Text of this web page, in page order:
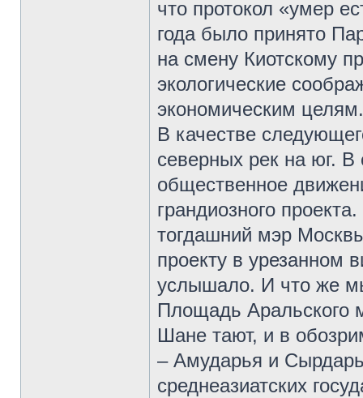
что протокол «умер
года было принято
на смену Киотскому
экологические
экономическим целям.
В качестве
северных рек на юг. В
общественное
грандиозного
тогдашний мэр
проекту в урезанном
услышало. И что же
Площадь Аральского
Шане тают, и в
– Амударья и
среднеазиатских